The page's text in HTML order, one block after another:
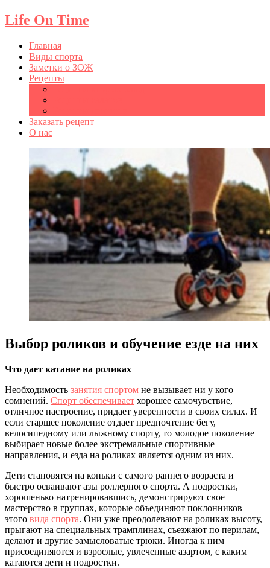
Life On Time
Главная
Виды спорта
Заметки о ЗОЖ
Рецепты
Заказать рецепт
О нас
Выбор роликов и обучение езде на них
Что дает катание на роликах
Необходимость занятия спортом не вызывает ни у кого
сомнений. Спорт обеспечивает хорошее самочувствие,
отличное настроение, придает уверенности в своих силах. И
если старшее поколение отдает предпочтение бегу,
велосипедному или лыжному спорту, то молодое поколение
выбирает новые более экстремальные спортивные
направления, и езда на роликах является одним из них.
Дети становятся на коньки с самого раннего возраста и
быстро осваивают азы роллерного спорта. А подростки,
хорошенько натренировавшись, демонстрируют свое
мастерство в группах, которые объединяют поклонников
этого вида спорта. Они уже преодолевают на роликах высоту,
прыгают на специальных трамплинах, съезжают по перилам,
делают и другие замысловатые трюки. Иногда к ним
присоединяются и взрослые, увлеченные азартом, с каким
катаются дети и подростки.